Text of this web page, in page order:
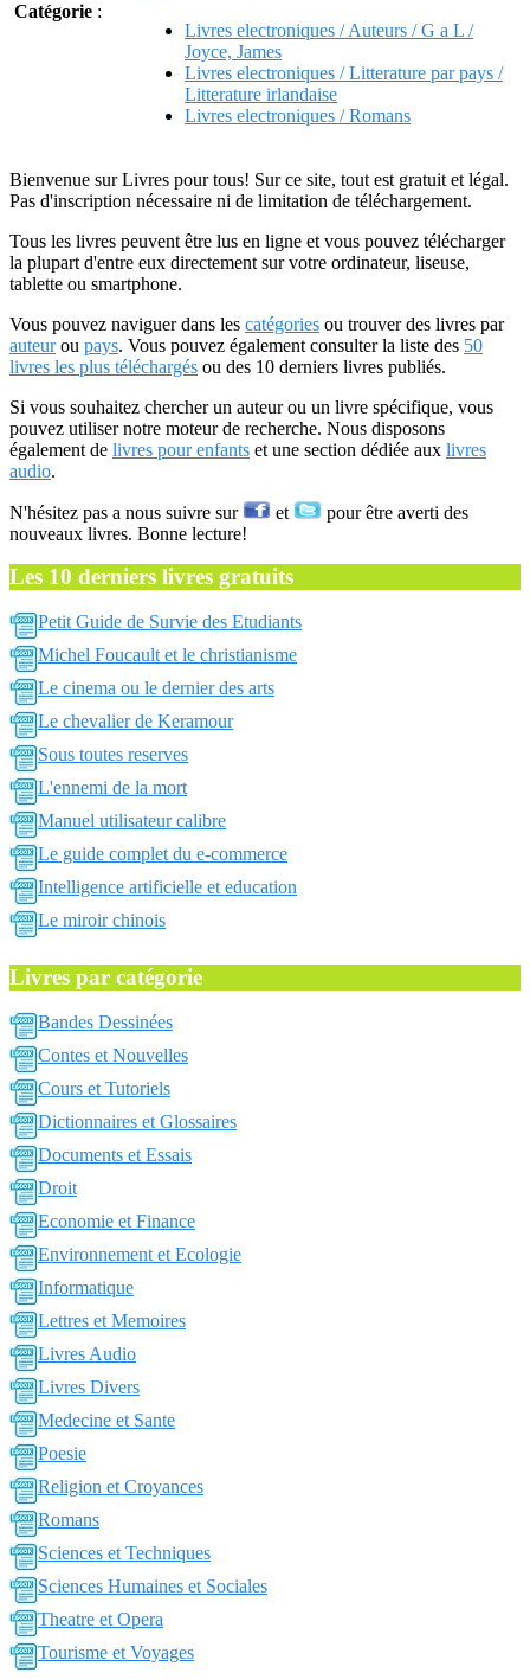
Catégorie :
Livres electroniques / Auteurs / G a L /
Joyce, James
Livres electroniques / Litterature par pays /
Litterature irlandaise
Livres electroniques / Romans
Bienvenue sur Livres pour tous! Sur ce site, tout est gratuit et légal.
Pas d'inscription nécessaire ni de limitation de téléchargement.
Tous les livres peuvent être lus en ligne et vous pouvez télécharger
la plupart d'entre eux directement sur votre ordinateur, liseuse,
tablette ou smartphone.
Vous pouvez naviguer dans les catégories ou trouver des livres par
auteurou pays. Vous pouvez également consulter la liste des 50
livres les plus téléchargés ou des 10 derniers livres publiés.
Si vous souhaitez chercher un auteur ou un livre spécifique, vous
pouvez utiliser notre moteur de recherche. Nous disposons
également de livres pour enfants et une section dédiée aux livres
audio.
N'hésitez pas a nous suivre sur et
pour être averti des
nouveaux livres. Bonne lecture!
Les 10 derniers livres gratuits
Petit Guide de Survie des Etudiants
Michel Foucault et le christianisme
Le cinema ou le dernier des arts
Le chevalier de Keramour
Sous toutes reserves
L'ennemi de la mort
Manuel utilisateur calibre
Le guide complet du e-commerce
Intelligence artificielle et education
Le miroir chinois
Livres par catégorie
Bandes Dessinées
Contes et Nouvelles
Cours et Tutoriels
Dictionnaires et Glossaires
Documents et Essais
Droit
Economie et Finance
Environnement et Ecologie
Informatique
Lettres et Memoires
Livres Audio
Livres Divers
Medecine et Sante
Poesie
Religion et Croyances
Romans
Sciences et Techniques
Sciences Humaines et Sociales
Theatre et Opera
Tourisme et Voyages